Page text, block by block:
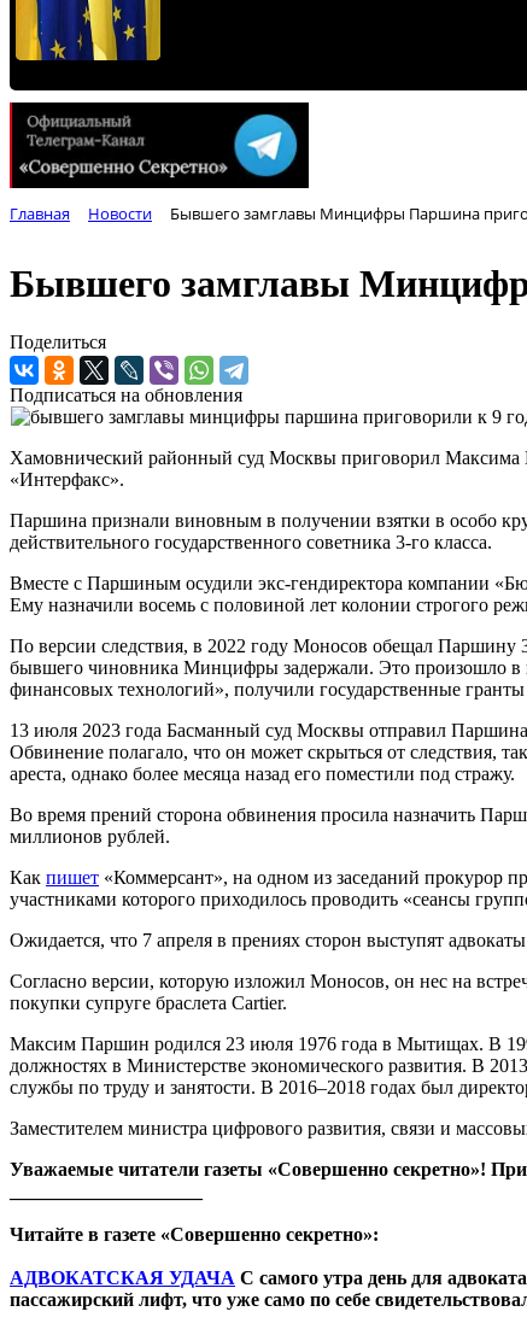
Главная Новости Бывшего замглавы Минцифры Паршина
Бывшего замглавы
Поделиться
Подписаться на обновления
Хамовнический районный суд Москвы приговорил Максима
«Интерфакс».
Паршина признали виновным в получении взятки в особо
действительного государственного советника 3-го класса.
Вместе с Паршиным осудили экс-гендиректора компании
Ему назначили восемь с половиной лет колонии строгого
По версии следствия, в 2022 году Моносов обещал Паршину
бывшего чиновника Минцифры задержали. Это произошло в
финансовых технологий», получили государственные
13 июля 2023 года Басманный суд Москвы отправил
Обвинение полагало, что он может скрыться от следствия,
ареста, однако более месяца назад его поместили под стражу.
Во время прений сторона обвинения просила назначить
миллионов рублей.
Как пишет «Коммерсант», на одном из заседаний прокурор
участниками которого приходилось проводить «сеансы
Ожидается, что 7 апреля в прениях сторон выступят
Согласно версии, которую изложил Моносов, он нес на
покупки супруге браслета Cartier.
Максим Паршин родился 23 июля 1976 года в Мытищах. В
должностях в Министерстве экономического развития. В
службы по труду и занятости. В 2016–2018 годах был
Заместителем министра цифрового развития, связи и
Уважаемые читатели газеты «Совершенно секретно»!
Читайте в газете «Совершенно секретно»:
АДВОКАТСКАЯ УДАЧА С самого утра день для
пассажирский лифт, что уже само по себе